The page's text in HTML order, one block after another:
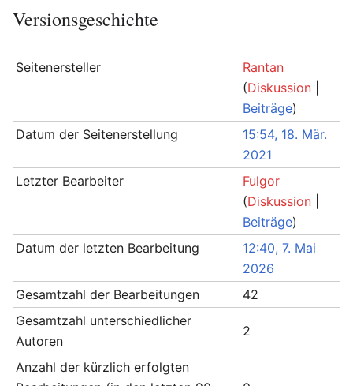
Versionsgeschichte
Seitenersteller
Rantan
(Diskussion
Beiträge)
Datum der Seitenerstellung
15:54, 18. Mär.
2021
Letzter Bearbeiter
Fulgor
(Diskussion
Beiträge)
Datum der letzten Bearbeitung
12:40, 7. Mai
2026
Gesamtzahl der Bearbeitungen
42
Gesamtzahl unterschiedlicher
Autoren
2
Anzahl der kürzlich erfolgten